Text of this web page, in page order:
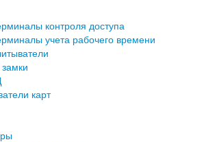
контроля доступа
учета рабочего времени
карт